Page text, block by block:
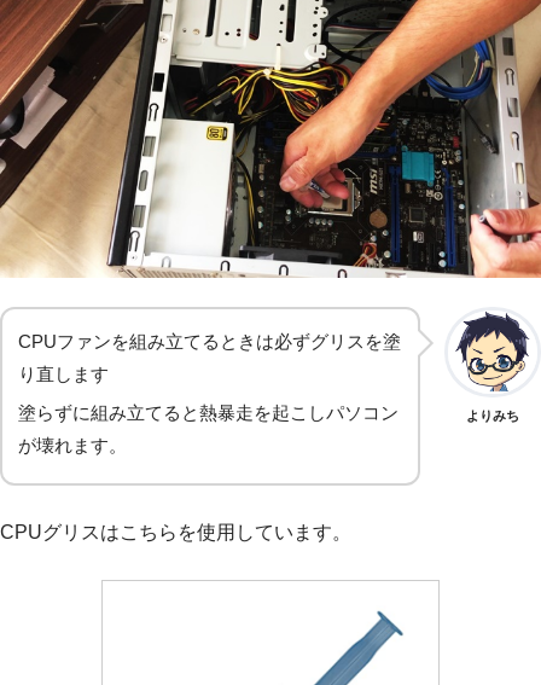
CPUファンを組み立てるときは必ずグリスを塗
り直します
塗らずに組み立てると熱暴走を起こしパソコン
が壊れます。
よりみち
CPUグリスはこちらを使用しています。